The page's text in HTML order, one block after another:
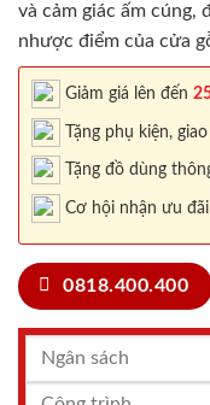
và cảm giác ấm
nhược điểm của cửa
Giảm giá lên đến
Tặng phụ kiện,
Tặng đồ dùng
Cơ hội nhận ưu
0818.400.400